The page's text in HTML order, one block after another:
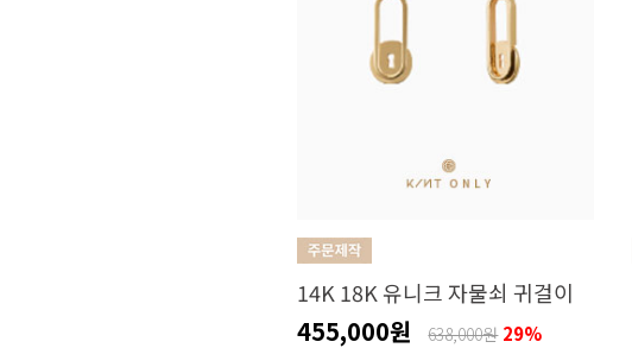
14K 18K 유니크 자물쇠 귀걸이
455,000원 638,000원 29%